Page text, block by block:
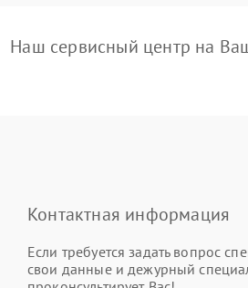
Наш сервисный центр на
Контактная информация
Если требуется задать вопрос
свои данные и дежурный